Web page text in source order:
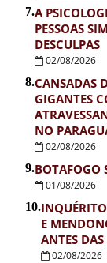
7.A
PESSOAS
DESCULPAS
02/08/2026
8.CANSADAS
GIGANTES
NO
02/08/2026
9.BOTAFOGO
01/08/2026
10.
E
ANTES DAS
02/08/2026